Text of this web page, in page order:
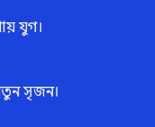
যুগ।
সৃজন।